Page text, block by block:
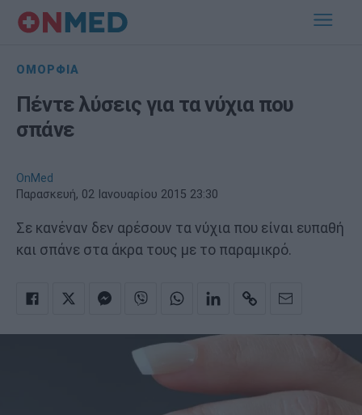
ΟΜΟΡΦΙΑ
Πέντε λύσεις για τα νύχια που
σπάνε
OnMed
Παρασκευή, 02 Ιανουαρίου 2015 23:30
Σε κανέναν δεν αρέσουν τα νύχια που είναι ευπαθή
και σπάνε στα άκρα τους με το παραμικρό.